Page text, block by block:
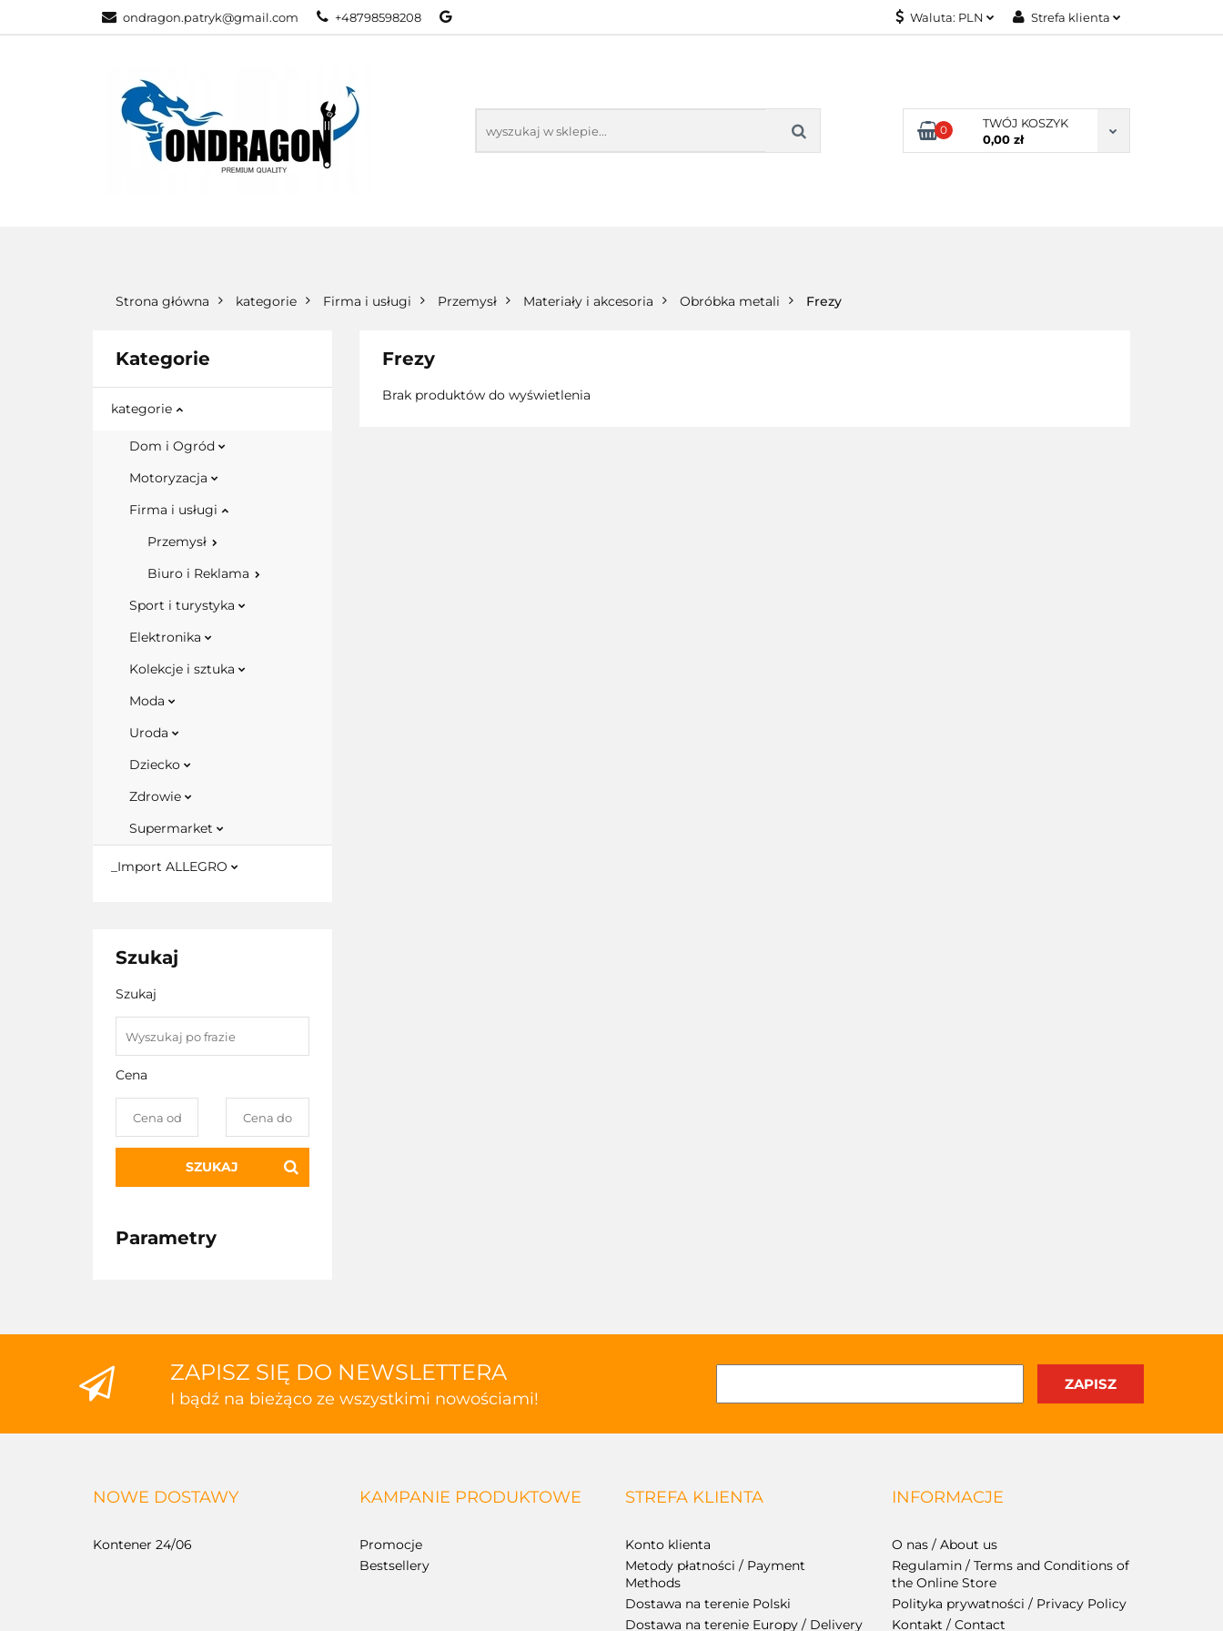
ondragon.patryk@gmail.com +48798598208 Waluta: PLN Strefa klienta
Dodaj zgłoszenie
Zgody cookies
0
TWÓJ KOSZYK
0,00 zł
KATEGORIE NOWOŚCI KONTAKT
Strona główna kategorie Firma i usługi Przemysł Materiały i akcesoria Obróbka metali Frezy
Kategorie
kategorie
Dom i Ogród
Motoryzacja
Firma i usługi
Przemysł
Biuro i Reklama
Sport i turystyka
Elektronika
Kolekcje i sztuka
Moda
Uroda
Dziecko
Zdrowie
Supermarket
_Import ALLEGRO
Szukaj
Szukaj
Cena
SZUKAJ
Parametry
Frezy
Brak produktów do wyświetlenia
ZAPISZ SIĘ DO NEWSLETTERA
I bądź na bieżąco ze wszystkimi nowościami!
NOWE DOSTAWY
Kontener 24/06
KAMPANIE PRODUKTOWE
Promocje
Bestsellery
STREFA KLIENTA
Konto klienta
Metody płatności / Payment
Methods
Dostawa na terenie Polski
Dostawa na terenie Europy / Delivery
INFORMACJE
O nas / About us
Regulamin / Terms and Conditions of
the Online Store
Polityka prywatności / Privacy Policy
Kontakt / Contact